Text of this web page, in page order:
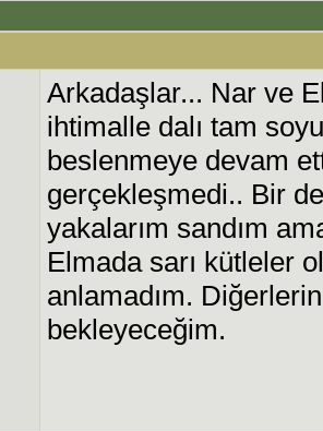
Arkadaşlar... Nar ve
ihtimalle dalı tam
beslenmeye devam
gerçekleşmedi.. Bir
yakalarım sandım
Elmada sarı kütleler
anlamadım.
bekleyeceğim.